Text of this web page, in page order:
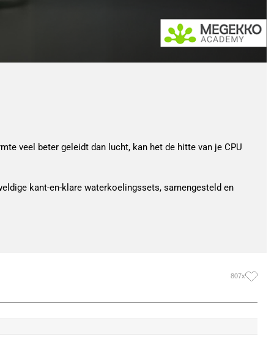
veel beter geleidt dan lucht, kan het de hitte van je CPU
kant-en-klare waterkoelingssets, samengesteld en
807x